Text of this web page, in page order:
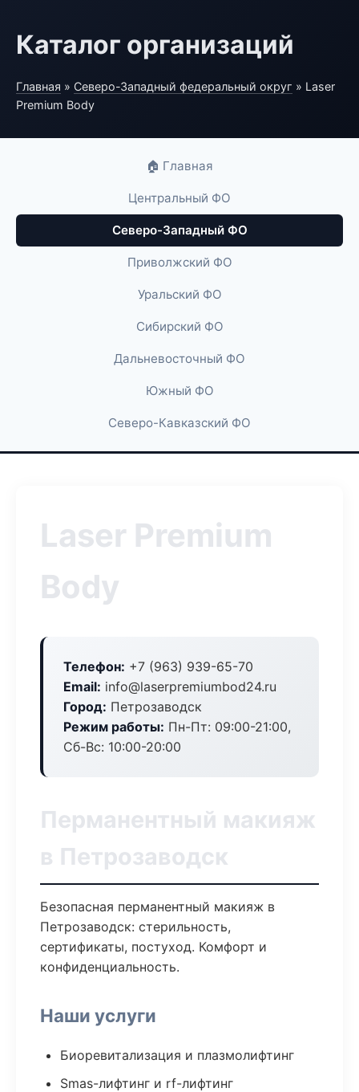
Каталог организаций
Главная » Северо-Западный федеральный округ » Laser
Premium Body
🏠 Главная
Центральный ФО
Северо-Западный ФО
Приволжский ФО
Уральский ФО
Сибирский ФО
Дальневосточный ФО
Южный ФО
Северо-Кавказский ФО
Laser Premium
Body
Телефон: +7 (963) 939-65-70
Email: info@laserpremiumbod24.ru
Город: Петрозаводск
Режим работы: Пн-Пт: 09:00-21:00,
Сб-Вс: 10:00-20:00
Перманентный макияж
в Петрозаводск
Безопасная перманентный макияж в
Петрозаводск: стерильность,
сертификаты, постуход. Комфорт и
конфиденциальность.
Наши услуги
Биоревитализация и плазмолифтинг
Smas-лифтинг и rf-лифтинг